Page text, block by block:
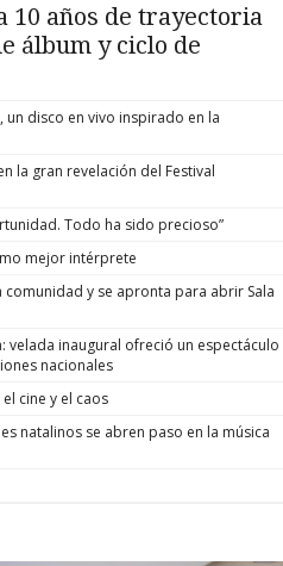
10 años de trayectoria
álbum y ciclo de
un disco en vivo inspirado en la
la gran revelación del Festival
Todo ha sido precioso”
mejor intérprete
comunidad y se apronta para abrir Sala
velada inaugural ofreció un espectáculo
nacionales
cine y el caos
natalinos se abren paso en la música